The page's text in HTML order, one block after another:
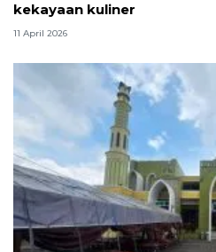
kekayaan kuliner
11 April 2026